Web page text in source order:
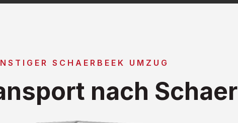
SCHAERBEEK UMZUG
nach